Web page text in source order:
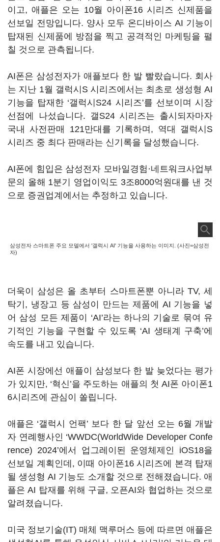
이고, 애플은 오는 10월 아이폰16 시리즈 신제품을
선보일 전망입니다. 양사 모두 온디바이스 AI 기능이
탑재된 신제품에 방점을 찍고 공격적인 마케팅을 펼
칠 것으로 관측됩니다.
AI폰은 삼성전자가 애플보다 한 발 빨랐습니다. 회사
는 지난 1월 갤럭시S 시리즈에서는 최초로 생성형 AI
기능을 탑재한 ‘갤럭시S24 시리즈’를 선보이며 시장
선점에 나섰습니다. 갤S24 시리즈는 출시되자마자
국내 사전판매 121만대를 기록하며, 역대 갤럭시S
시리즈 중 최다 판매라는 신기록을 달성했습니다.
AI폰에 힘입은 삼성전자 모바일경험·네트워크사업부
문의 올해 1분기 영업이익도 3조8000억원대를 낸 것
으로 증권업계에서는 추정하고 있습니다.
삼성전자 스마트폰 주요 모델에서 '갤럭시 AI' 기능을 사용하는 이미지. (사진=삼성전
자)
더욱이 삼성은 올 초부터 스마트폰뿐 아니라 TV, 세
탁기, 냉장고 등 삼성이 만드는 제품에 AI 기능을 넣
어 삼성 모든 제품이 ‘AI’라는 하나의 기술로 묶여 유
기적인 기능을 구현할 수 있도록 ‘AI 생태계 구축’에
속도를 내고 있습니다.
AI폰 시장에선 애플이 삼성보다 한 발 늦었다는 평가
가 있지만, ‘혁신’을 주도하는 애플의 첫 AI폰 아이폰1
6시리즈에 관심이 쏠립니다.
애플은 ‘갤럭시 언팩’ 보다 한 달 앞선 오는 6월 개발
자 연례행사인 ‘WWDC(WorldWide Developer Confe
rence) 2024’에서 업그레이된 운영체제인 iOS18을
선보일 계획인데, 이때 아이폰16 시리즈에 본격 탑재
될 생성형 AI 기능도 소개할 것으로 전해졌습니다. 애
플은 AI 탑재를 위해 구글, 오픈AI와 협업하는 것으로
알려졌습니다.
미국 정보기술(IT) 매체 맥루머스 등에 따르면 애플은